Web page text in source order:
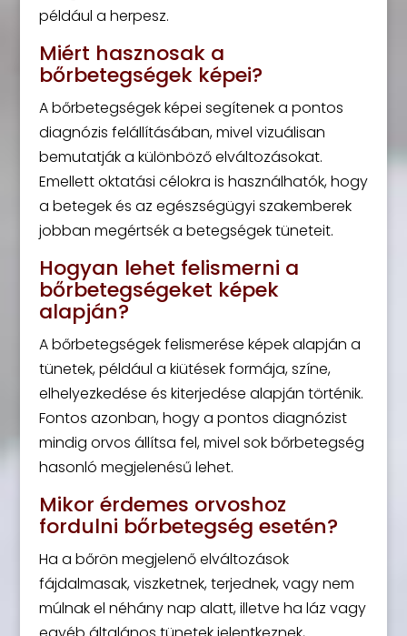
például a herpesz.
Miért hasznosak a
bőrbetegségek képei?
A bőrbetegségek képei segítenek a pontos
diagnózis felállításában, mivel vizuálisan
bemutatják a különböző elváltozásokat.
Emellett oktatási célokra is használhatók, hogy
a betegek és az egészségügyi szakemberek
jobban megértsék a betegségek tüneteit.
Hogyan lehet felismerni a
bőrbetegségeket képek
alapján?
A bőrbetegségek felismerése képek alapján a
tünetek, például a kiütések formája, színe,
elhelyezkedése és kiterjedése alapján történik.
Fontos azonban, hogy a pontos diagnózist
mindig orvos állítsa fel, mivel sok bőrbetegség
hasonló megjelenésű lehet.
Mikor érdemes orvoshoz
fordulni bőrbetegség esetén?
Ha a bőrön megjelenő elváltozások
fájdalmasak, viszketnek, terjednek, vagy nem
múlnak el néhány nap alatt, illetve ha láz vagy